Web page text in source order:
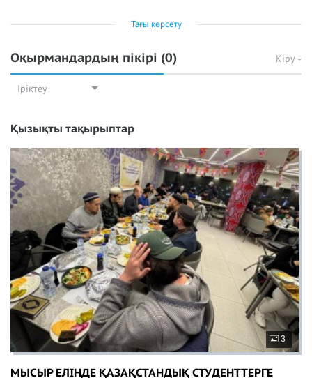
Тағы көрсету
Оқырмандардың пікірі (0) Кіру
Іріктеу
Қызықты тақырыптар
3
МЫСЫР ЕЛІНДЕ ҚАЗАҚСТАНДЫҚ СТУДЕНТТЕРГЕ